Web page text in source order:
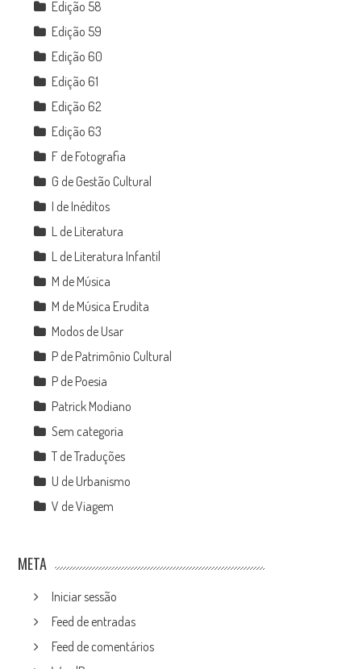
Edição 58
Edição 59
Edição 60
Edição 61
Edição 62
Edição 63
F de Fotografia
G de Gestão Cultural
I de Inéditos
L de Literatura
L de Literatura Infantil
M de Música
M de Música Erudita
Modos de Usar
P de Patrimônio Cultural
P de Poesia
Patrick Modiano
Sem categoria
T de Traduções
U de Urbanismo
V de Viagem
META
Iniciar sessão
Feed de entradas
Feed de comentários